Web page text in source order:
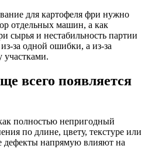
для картофеля фри нужно
отдельных машин, а как
сырья и нестабильность партии
за одной ошибки, а из-за
участками.
всего появляется
полностью непригодный
по длине, цвету, текстуре или
дефекты напрямую влияют на